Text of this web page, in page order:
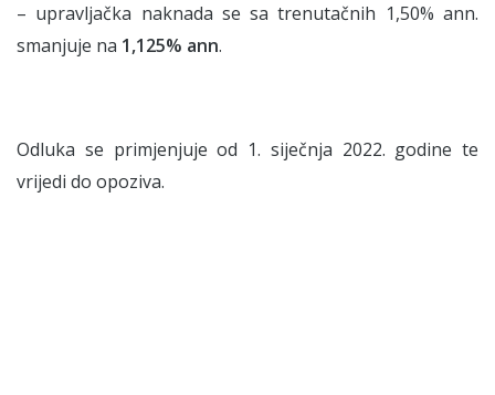
– upravljačka naknada se sa trenutačnih 1,50% ann.
smanjuje na 1,125% ann.
Odluka se primjenjuje od 1. siječnja 2022. godine te
vrijedi do opoziva.